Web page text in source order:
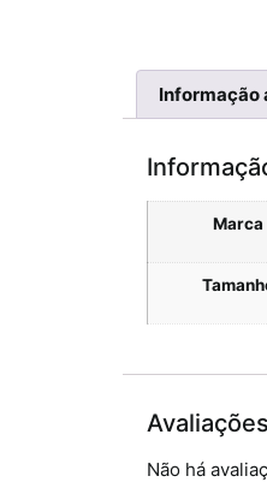
Informação
Marca
Avaliações
Não há